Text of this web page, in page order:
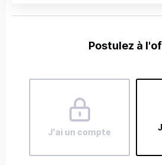
Postulez à
J'ai un compte